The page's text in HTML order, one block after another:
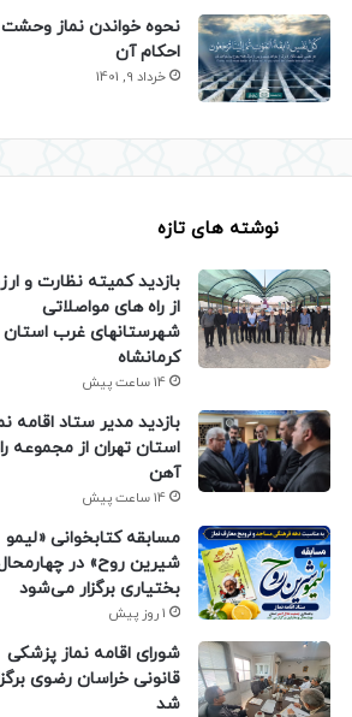
نحوه خواندن نماز
احکام آن
خرداد 9, 1401
نوشته های تازه
بازدید کمیته نظارت و
از راه های مواصلاتی
شهرستانهای غرب استان
کرمانشاه
14 ساعت پیش
بازدید مدیر ستاد اقامه
استان تهران از مجموعه
آهن
14 ساعت پیش
مسابقه کتابخوانی «لیمو
شیرین روح» در
بختیاری برگزار می‌شود
1 روز پیش
شورای اقامه نماز پزشکی
قانونی خراسان رضوی
شد